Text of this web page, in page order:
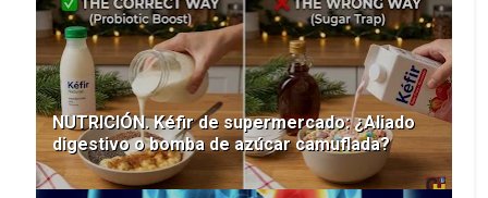
NUTRICIÓN. Kéfir de supermercado: ¿Aliado
digestivo o bomba de azúcar camuflada?